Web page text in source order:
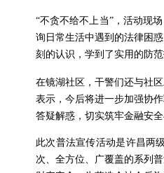
“不贪不给不上当”， 活动现
询日常生活中遇到的法律困
刻的认识，学到了实用的防范
在镜湖社区，干警们还与社
表示，今后将进一步加强协
答疑解惑，切实筑牢金融安
此次普法宣传活动是许昌两
次、全方位、广覆盖的系列